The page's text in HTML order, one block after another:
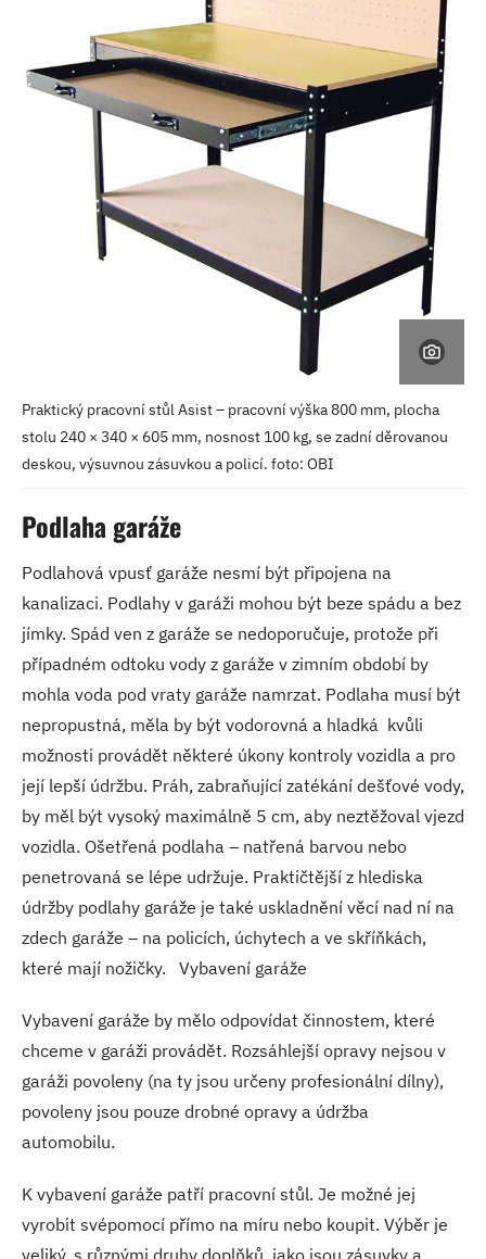
Praktický pracovní stůl Asist – pracovní výška 800 mm, plocha
stolu 240 × 340 × 605 mm, nosnost 100 kg, se zadní děrovanou
deskou, výsuvnou zásuvkou a policí. foto: OBI
Podlaha garáže
Podlahová vpusť garáže nesmí být připojena na
kanalizaci. Podlahy v garáži mohou být beze spádu a bez
jímky. Spád ven z garáže se nedoporučuje, protože při
případném odtoku vody z garáže v zimním období by
mohla voda pod vraty garáže namrzat. Podlaha musí být
nepropustná, měla by být vodorovná a hladká kvůli
možnosti provádět některé úkony kontroly vozidla a pro
její lepší údržbu. Práh, zabraňující zatékání dešťové vody,
by měl být vysoký maximálně 5 cm, aby neztěžoval vjezd
vozidla. Ošetřená podlaha – natřená barvou nebo
penetrovaná se lépe udržuje. Praktičtější z hlediska
údržby podlahy garáže je také uskladnění věcí nad ní na
zdech garáže – na policích, úchytech a ve skříňkách,
které mají nožičky. Vybavení garáže
Vybavení garáže by mělo odpovídat činnostem, které
chceme v garáži provádět. Rozsáhlejší opravy nejsou v
garáži povoleny (na ty jsou určeny profesionální dílny),
povoleny jsou pouze drobné opravy a údržba
automobilu.
K vybavení garáže patří pracovní stůl. Je možné jej
vyrobit svépomocí přímo na míru nebo koupit. Výběr je